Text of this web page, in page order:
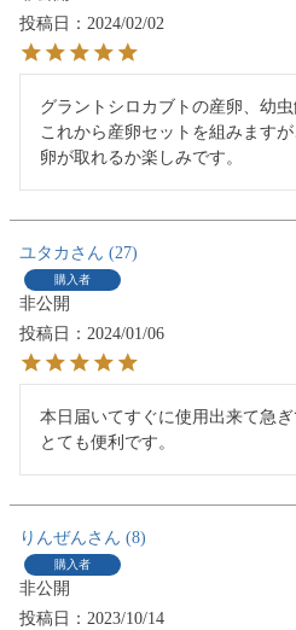
投稿日
2024/02/02
グラントシロカブトの産卵、幼虫
これから産卵セットを組みます
卵が取れるか楽しみです。
ユタカ 27
購入者
非公開
投稿日
2024/01/06
本日届いてすぐに使用出来て急
りんぜん 8
購入者
非公開
投稿日
2023/10/14